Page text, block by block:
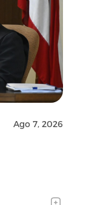
Ago 7, 2026